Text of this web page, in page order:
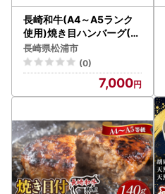
長崎和牛(A4～A5ランク
使用)焼き目ハンバーグ(14
0g×2個)( 長崎和牛 ハンバ
ーグ A4ランク以上 牛肉 豚
肉 肉 冷凍 ボイル 個包装
おかず お弁当 人気 大人気
）【A7-072】
長崎県松浦市
(0)
7,000